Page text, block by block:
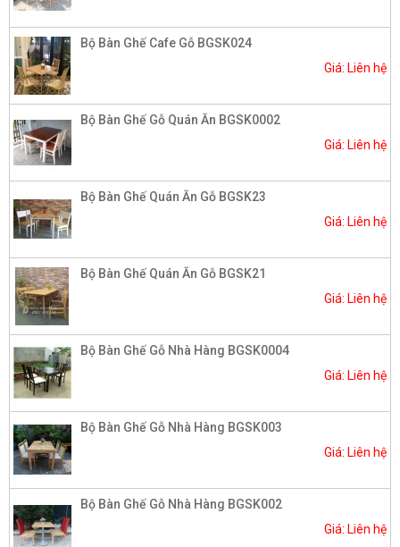
Bộ Bàn Ghế Cafe Gỗ BGSK024
Giá: Liên hệ
Bộ Bàn Ghế Gỗ Quán Ăn BGSK0002
Giá: Liên hệ
Bộ Bàn Ghế Quán Ăn Gỗ BGSK23
Giá: Liên hệ
Bộ Bàn Ghế Quán Ăn Gỗ BGSK21
Giá: Liên hệ
Bộ Bàn Ghế Gỗ Nhà Hàng BGSK0004​
Giá: Liên hệ
Bộ Bàn Ghế Gỗ Nhà Hàng BGSK003
Giá: Liên hệ
Bộ Bàn Ghế Gỗ Nhà Hàng BGSK002​
Giá: Liên hệ